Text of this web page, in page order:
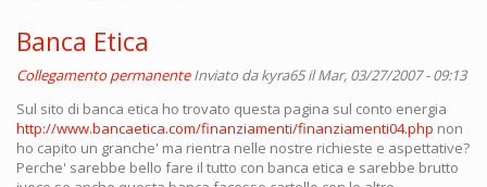
Banca Etica
Collegamento permanente Inviato dakyra65il Mar, 03/27/2007 - 09:13
Sul sito di banca etica ho trovato questa pagina sul conto energia
http://www.bancaetica.com/finanziamenti/finanziamenti04.php non
ho capito un granche' ma rientra nelle nostre richieste e aspettative?
Perche' sarebbe bello fare il tutto con banca etica e sarebbe brutto